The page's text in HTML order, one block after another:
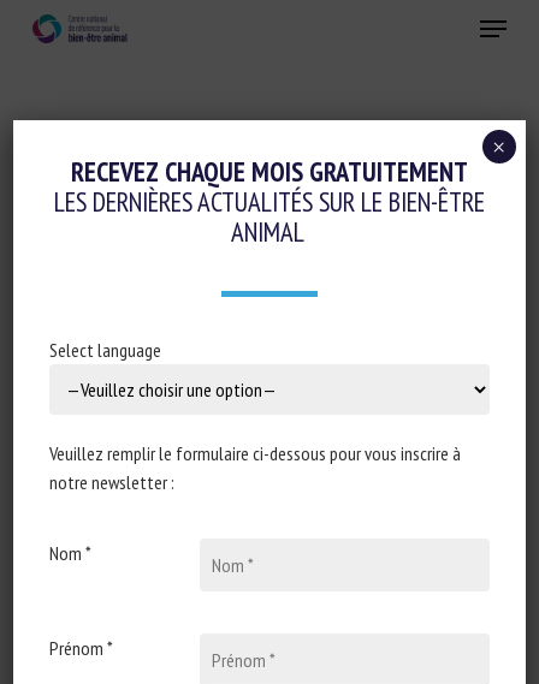
Menu
MOT-CLÉS :AGRESSIVITÉ
point de rencontre entre l’homme et
l’animal
Lollivier
Volailles
Adaptation de l'animal au milieu
RECEVEZ CHAQUE MOIS GRATUITEMENT
LES DERNIÈRES ACTUALITÉS SUR LE BIEN-ÊTRE
ANIMAL
Select language
Veuillez remplir le formulaire ci-dessous pour vous inscrire à
notre newsletter :
Nom *
Prénom *
×